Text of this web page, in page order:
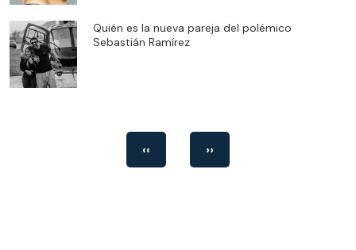
Quién es la nueva pareja del polémico
Sebastián Ramírez
‹‹ ››